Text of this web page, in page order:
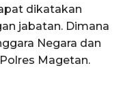
dikatakan
jabatan. Dimana
Negara dan
Magetan.